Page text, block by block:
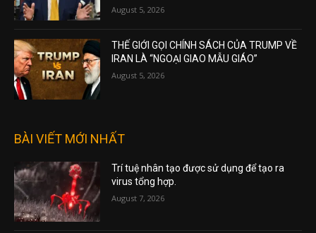
August 5, 2026
THẾ GIỚI GỌI CHÍNH SÁCH CỦA TRUMP VỀ
IRAN LÀ “NGOẠI GIAO MẪU GIÁO”
August 5, 2026
BÀI VIẾT MỚI NHẤT
Trí tuệ nhân tạo được sử dụng để tạo ra
virus tổng hợp.
August 7, 2026